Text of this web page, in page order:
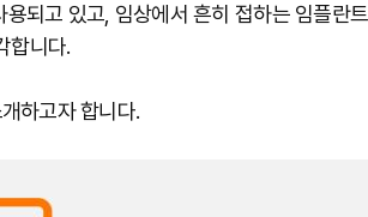
되고 있고, 임상에서 흔히 접하는 임플란
합니다.
하고자 합니다.